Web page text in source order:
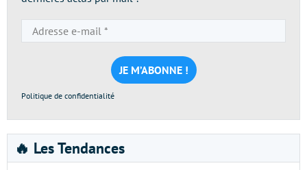
e-
mail
*
Politique de confidentialité
🔥 Les Tendances